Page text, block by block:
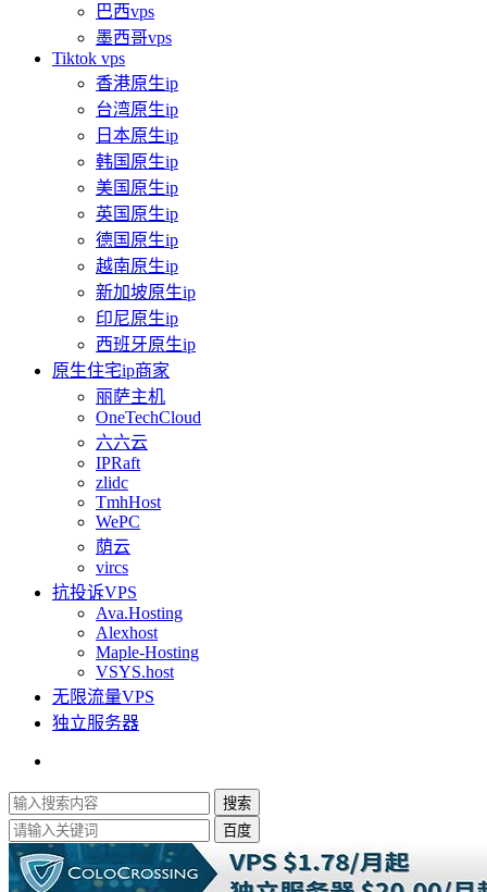
巴西vps
墨西哥vps
Tiktok vps
香港原生ip
台湾原生ip
日本原生ip
韩国原生ip
美国原生ip
英国原生ip
德国原生ip
越南原生ip
新加坡原生ip
印尼原生ip
西班牙原生ip
原生住宅ip商家
丽萨主机
OneTechCloud
六六云
IPRaft
zlidc
TmhHost
WePC
荫云
vircs
抗投诉VPS
Ava.Hosting
Alexhost
Maple-Hosting
VSYS.host
无限流量VPS
独立服务器